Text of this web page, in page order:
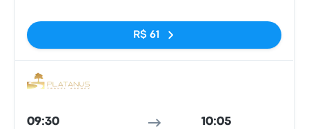
R$ 61
09:30 10:05